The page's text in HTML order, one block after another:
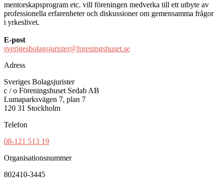
mentorskapsprogram etc. vill föreningen medverka till ett utbyte av
professionella erfarenheter och diskussioner om gemensamma frågor
i yrkeslivet.
E-post
sverigesbolagsjurister@foreningshuset.se
Adress
Sveriges Bolagsjurister
c / o Föreningshuset Sedab AB
Lumaparksvägen 7, plan 7
120 31 Stockholm
Telefon
08-121 513 19
Organisationsnummer
802410-3445